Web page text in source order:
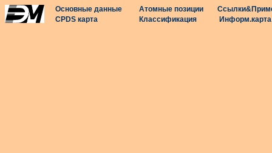
Основные данные Атомные позиции
CPDS карта
Классификация Информ.карта